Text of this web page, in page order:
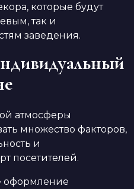
которые будут
так и
заведения.
атмосферы
множество факторов,
и
посетителей.
оформление